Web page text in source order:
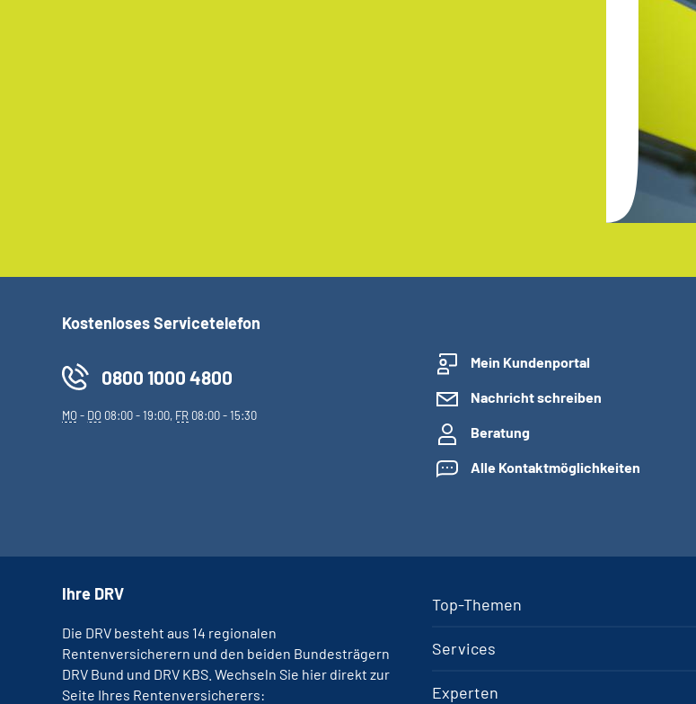
Kostenloses Servicetelefon
0800 1000 4800
MO- DO 08:00 - 19:00, FR 08:00 - 15:30
Mein Kundenportal
Nachricht schreiben
Beratung
Alle Kontaktmöglichkeiten
Top-Themen
Services
Experten
Ihre DRV
Die DRV besteht aus 14 regionalen
Rentenversicherern und den beiden Bundesträgern
DRV Bund und DRV KBS. Wechseln Sie hier direkt zur
Seite Ihres Rentenversicherers: